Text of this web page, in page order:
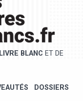
LIVRE BLANC ET DE
DOSSIERS